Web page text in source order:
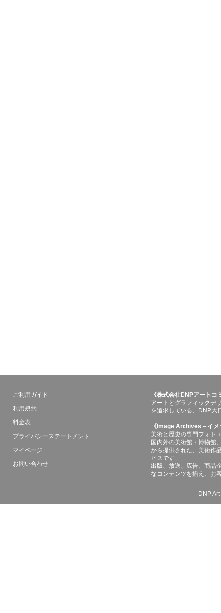
ご利用ガイド
利用規約
料金表
プライバシーステートメント
マイページ
お問い合わせ
《株式会社DNPアート
アートとグラフィックデ
を追求している、DNP大
《Image Archives－イ
美術と歴史の専門フォト
国内外の美術館・博物館
から提供された、美術作
ビスです。
出版、放送、広告、商品
なコンテンツを揃え、お
DNP